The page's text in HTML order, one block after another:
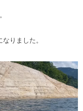
りました。